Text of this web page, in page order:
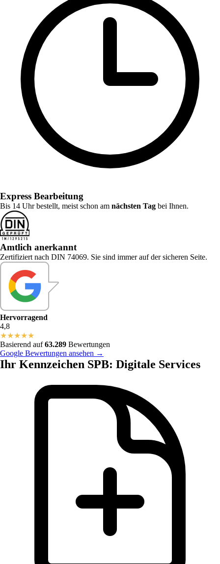
Express Bearbeitung
Bis 14 Uhr bestellt, meist schon am nächsten Tag bei Ihnen.
Amtlich anerkannt
Zertifiziert nach DIN 74069. Sie sind immer auf der sicheren Seite.
Hervorragend
4,8
★★★★★
Basierend auf63.289 Bewertungen
Google Bewertungen ansehen →
Ihr Kennzeichen SPB: Digitale Services